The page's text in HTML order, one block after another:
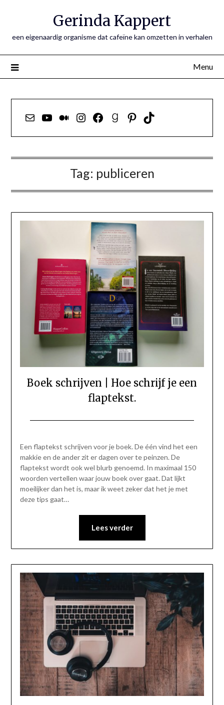
Gerinda Kappert
een eigenaardig organisme dat cafeïne kan omzetten in verhalen
Menu
E-mailYouTube
Medium
Instagram
Facebook
Goodreads
Pinterest
TikTok
Tag: publiceren
Boek schrijven | Hoe schrijf je een
flaptekst.
14
december
2020
Een flaptekst schrijven voor je boek. De één vind het een
makkie en de ander zit er dagen over te peinzen. De
flaptekst wordt ook wel blurb genoemd. In maximaal 150
woorden vertellen waar jouw boek over gaat. Dat lijkt
moeilijker dan het is, maar ik weet zeker dat het je met
deze tips gaat…
Lees verder